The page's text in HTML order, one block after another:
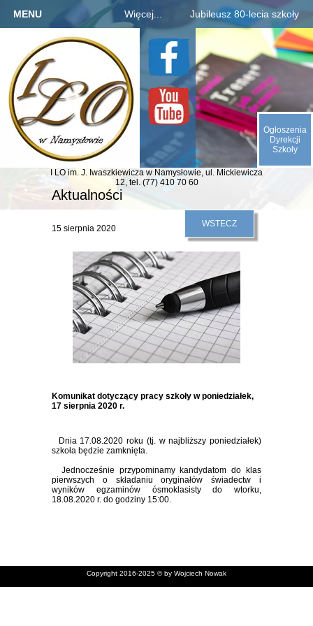
Aktualności
WSTECZ
15 sierpnia 2020
Komunikat dotyczący pracy szkoły w poniedziałek,
17 sierpnia 2020 r.
Dnia 17.08.2020 roku (tj. w najbliższy poniedziałek)
szkoła będzie zamknięta.
Jednocześnie przypominamy kandydatom do klas
pierwszych o składaniu oryginałów świadectw i
wyników egzaminów ósmoklasisty do wtorku,
18.08.2020 r. do godziny 15:00.
MENU
Strona główna
O nas
Galeria
Kontakt
Więcej...
Szkoła
Kandydaci
Uczniowie
Rodzice
E-SZKOŁA
Jubileusz 80-lecia szkoły
Informacje o jubileuszu
Rejestracja absolwentów
Płatności za zjazd, bal
Fotogaleria archiwaliów
Kalendarium 1945-2025
Animacje (liczby, daty)
Odliczamy dni do zjazdu
Ogłoszenia
Dyrekcji
Szkoły
I LO im. J. Iwaszkiewicza w Namysłowie, ul. Mickiewicza
12, tel. (77) 410 70 60
Copyright 2016-2025 © by Wojciech Nowak